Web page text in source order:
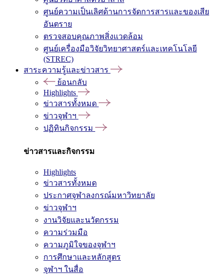
ศูนย์ความเป็นเลิศด้านการจัดการสารและของเสีย
อันตราย
ตรวจสอบคุณภาพสิ่งแวดล้อม
ศูนย์เครื่องมือวิจัยวิทยาศาสตร์และเทคโนโลยี
(STREC)
สาระความรู้และข่าวสาร
ย้อนกลับ
Highlights
ข่าวสารทั้งหมด
ข่าวจุฬาฯ
ปฏิทินกิจกรรม
ข่าวสารและกิจกรรม
Highlights
ข่าวสารทั้งหมด
ประกาศจุฬาลงกรณ์มหาวิทยาลัย
ข่าวจุฬาฯ
งานวิจัยและนวัตกรรม
ความร่วมมือ
ความภูมิใจของจุฬาฯ
การศึกษาและหลักสูตร
จุฬาฯ ในสื่อ